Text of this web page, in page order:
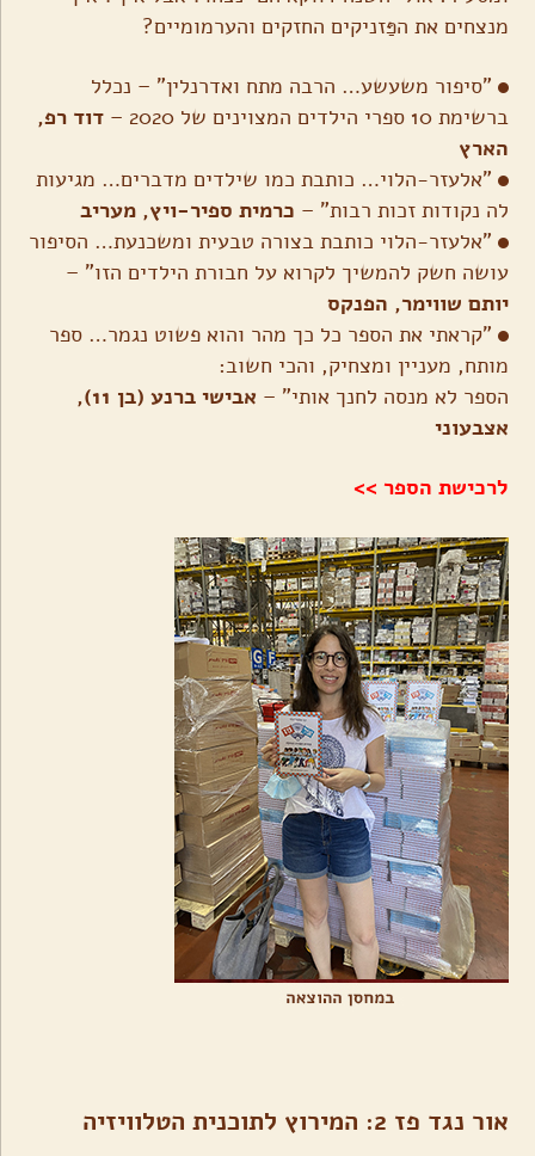
מנצחים את הפַּזניקים החזקים והערמומיים?
"סיפור משעשע… הרבה מתח ואדרנלין" – נכלל
ברשימת 10 ספרי הילדים המצוינים של 2020 –
דוד רפ,
הארץ
"אלעזר-הלוי… כותבת כמו שילדים מדברים… מגיעות
לה נקודות זכות רבות" – כרמית ספיר-ויץ, מעריב
"אלעזר-הלוי כותבת בצורה טבעית ומשכנעת… הסיפור
עושה חשק להמשיך לקרוא על חבורת הילדים הזו" –
יותם שווימר, הפנקס
"קראתי את הספר כל כך מהר והוא פשוט נגמר… ספר
מותח, מעניין ומצחיק, והכי חשוב:
הספר לא מנסה לחנך אותי" –
אבישי ברנע (בן 11),
אצבעוני
לרכישת הספר >>
אור נגד פז 2: המירוץ לתוכנית הטלוויזיה